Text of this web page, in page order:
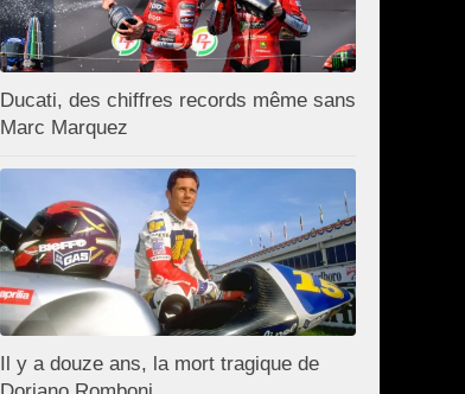
Ducati, des chiffres records même sans
Marc Marquez
Il y a douze ans, la mort tragique de